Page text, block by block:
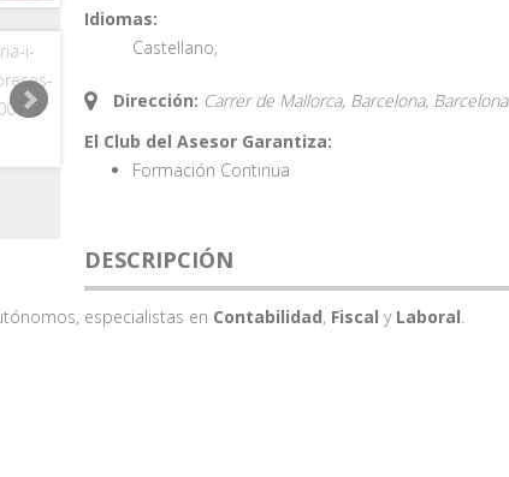
Idiomas:
Castellano,
Dirección: Carrer de Mallorca, Barcelona, Barcelona
El Club del Asesor Garantiza:
Formación Continua
DESCRIPCIÓN
especialistas en Contabilidad, Fiscal y Laboral.